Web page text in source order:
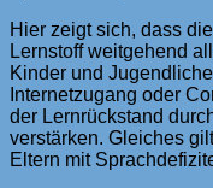
Hier zeigt sich, dass
Lernstoff weitgehend
Kinder und
Internetzugang oder
der Lernrückstand
verstärken. Gleiches
Eltern mit